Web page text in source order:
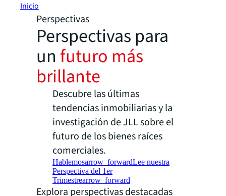
Inicio
Perspectivas
Perspectivas para
unfuturo más
brillante
Descubre las últimas
tendencias inmobiliarias y la
investigación de JLL sobre el
futuro de los bienes raíces
comerciales.
Hablemosarrow_forwardLee nuestra
Perspectiva del 1er
Trimestrearrow_forward
Explora perspectivas destacadas